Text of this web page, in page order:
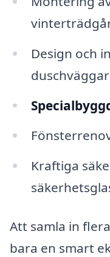
Design och
Kraftiga
Att samla in
bara en smart